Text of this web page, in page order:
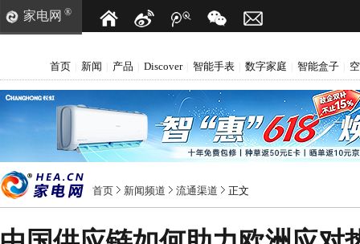
家电网 ®
首页 新闻 产品 Discover 智能手表 数字家庭 智能盒子
首页 新闻频道 流通渠道 正文